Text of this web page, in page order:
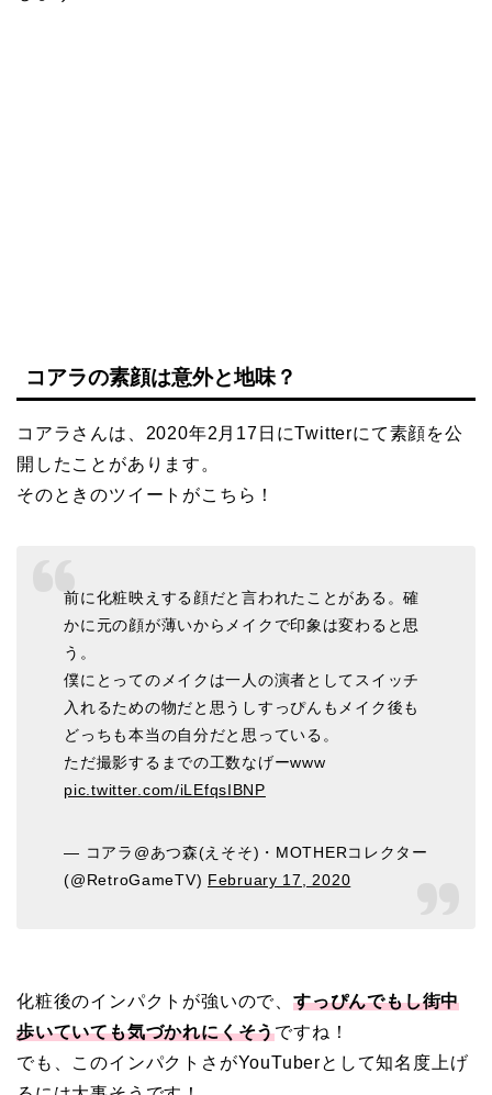
コアラの素顔は意外と地味？
コアラさんは、2020年2月17日にTwitterにて素顔を公
開したことがあります。
そのときのツイートがこちら！
前に化粧映えする顔だと言われたことがある。確
かに元の顔が薄いからメイクで印象は変わると思
う。
僕にとってのメイクは一人の演者としてスイッチ
入れるための物だと思うしすっぴんもメイク後も
どっちも本当の自分だと思っている。
ただ撮影するまでの工数なげーwww
pic.twitter.com/iLEfqsIBNP
— コアラ@あつ森(えそそ)・MOTHERコレクター
(@RetroGameTV) February 17, 2020
化粧後のインパクトが強いので、 すっぴんでもし街中
歩いていても気づかれにくそうですね！
でも、このインパクトさがYouTuberとして知名度上げ